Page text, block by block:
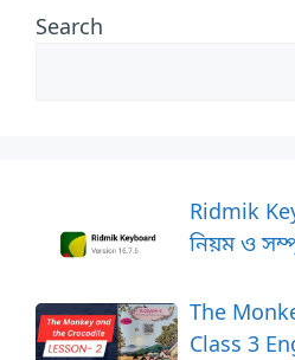
Search
Ridmik
নিয়ম ও
The
Class 3